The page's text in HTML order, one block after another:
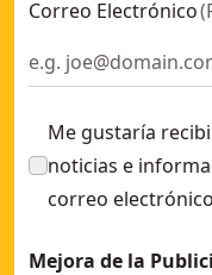
Correo Electrónico(
Me gustaría
noticias e
correo
Mejora de la